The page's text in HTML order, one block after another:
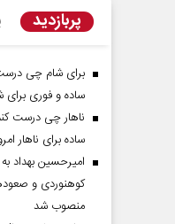
پربازدید
ساده و فوری
ساده برای ناهار
امیرحسین بهداد
کوهنوردی و
منصوب شد
خلاف واقع آمریکا